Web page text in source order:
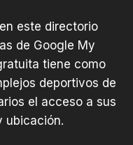
este directorio
de Google My
tiene como
deportivos de
el acceso a sus
ubicación.